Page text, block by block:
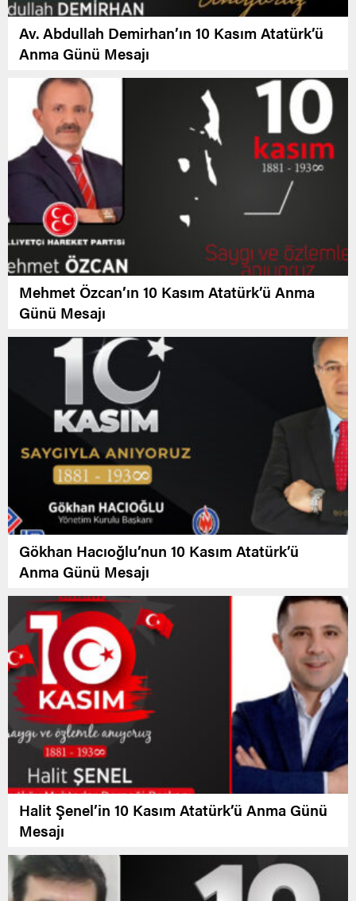
Av. Abdullah Demirhan’ın 10 Kasım Atatürk’ü
Anma Günü Mesajı
Mehmet Özcan’ın 10 Kasım Atatürk’ü Anma
Günü Mesajı
Gökhan Hacıoğlu’nun 10 Kasım Atatürk’ü
Anma Günü Mesajı
Halit Şenel’in 10 Kasım Atatürk’ü Anma Günü
Mesajı